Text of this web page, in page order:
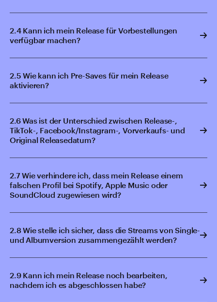
2.4 Kann ich mein Release für Vorbestellungen
verfügbar machen?
2.5 Wie kann ich Pre-Saves für mein Release
aktivieren?
2.6 Was ist der Unterschied zwischen Release-,
TikTok-, Facebook/Instagram-, Vorverkaufs- und
Original Releasedatum?
2.7 Wie verhindere ich, dass mein Release einem
falschen Profil bei Spotify, Apple Music oder
SoundCloud zugewiesen wird?
2.8 Wie stelle ich sicher, dass die Streams von Single-
und Albumversion zusammengezählt werden?
2.9 Kann ich mein Release noch bearbeiten,
nachdem ich es abgeschlossen habe?